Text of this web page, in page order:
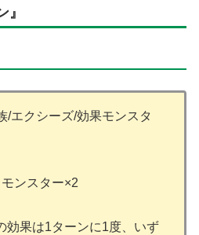
』
/エクシーズ/効果モンスタ
ンスター×2
果は1ターンに1度、いず